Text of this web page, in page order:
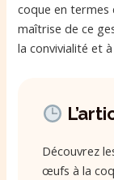
coque en termes
maîtrise de ce
la convivialité et
Découvrez
œufs à la